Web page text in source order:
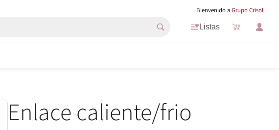
Bienvenido aGrupo Crisol
Listas
Enlace caliente/frio